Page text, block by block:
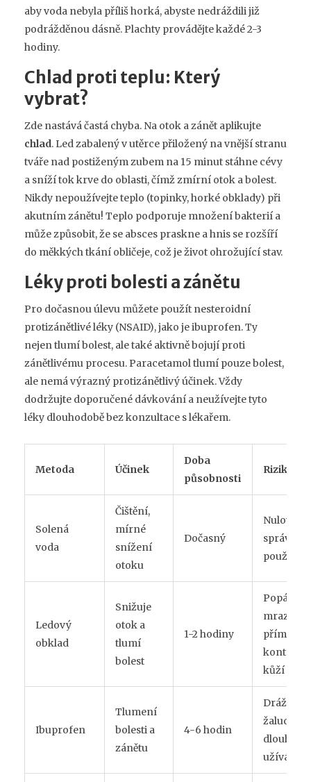
aby voda nebyla příliš horká, abyste nedráždili již
podrážděnou dásně. Plachty provádějte každé 2-3
hodiny.
Chlad proti teplu: Který
vybrat?
Zde nastává častá chyba. Na otok a zánět aplikujte
chlad. Led zabalený v utěrce přiložený na vnější stranu
tváře nad postiženým zubem na 15 minut stáhne cévy
a sníží tok krve do oblasti, čímž zmírní otok a bolest.
Nikdy nepoužívejte teplo (topinky, horké obklady) při
akutním zánětu! Teplo podporuje množení bakterií a
může způsobit, že se absces praskne a hnis se rozšíří
do měkkých tkání obličeje, což je život ohrožující stav.
Léky proti bolesti a zánětu
Pro dočasnou úlevu můžete použít nesteroidní
protizánětlivé léky (NSAID), jako je ibuprofen. Ty
nejen tlumí bolest, ale také aktivně bojují proti
zánětlivému procesu. Paracetamol tlumí pouze bolest,
ale nemá výrazný protizánětlivý účinek. Vždy
dodržujte doporučené dávkování a neužívejte tyto
léky dlouhodobě bez konzultace s lékařem.
Metoda Účinek
Doba
působnosti
Rizika
Solená
voda
Čištění,
mírné
snížení
otoku
Dočasný
Nulová
použití
Ledový
obklad
Snižuje
otok a
tlumí
bolest
1-2 hodiny
Popálení
mrazem
přímém
kontaktu
kůží
Ibuprofen
Tlumení
bolesti a
zánětu
4-6 hodin
Dráždění
žaludku
užívání